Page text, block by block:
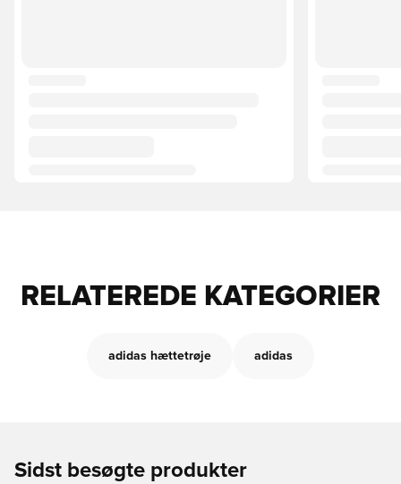
RELATEREDE KATEGORIER
adidas hættetrøje adidas
Sidst besøgte produkter